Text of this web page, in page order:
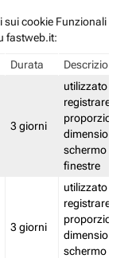
sui cookie Funzionali
fastweb.it:
Durata Descrizione
3 giorni
utilizzato per
registrare le
proporzioni
dimensioni
schermo e
finestre
3 giorni
utilizzato per
registrare le
proporzioni
dimensioni
schermo e